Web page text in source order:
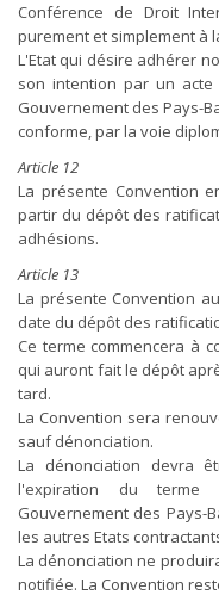
Conférence de Droit
purement et simplement à
L'Etat qui désire adhérer
son intention par un
Gouvernement des Pays-
conforme, par la voie
Article 12
La présente Convention
partir du dépôt des
adhésions.
Article 13
La présente Convention
date du dépôt des
Ce terme commencera à
qui auront fait le dépôt
tard.
La Convention sera
sauf dénonciation.
La dénonciation devra
l'expiration du terme
Gouvernement des Pays-
les autres Etats
La dénonciation ne
notifiée. La Convention